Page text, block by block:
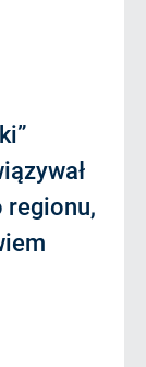
regionu,